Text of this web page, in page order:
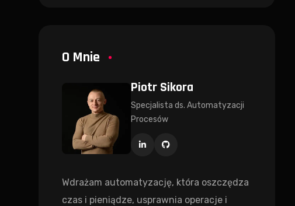
O Mnie
Piotr Sikora
Specjalista ds. Automatyzacji
Procesów
Wdrażam automatyzację, która oszczędza
czas i pieniądze, usprawnia operacje i